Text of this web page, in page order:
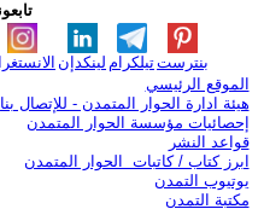
لينكدإن تيلكرامبنترست
الموقع الرئيسي
هيئة ادارة الحوار المتمدن - للإتصال بنا
إحصائيات مؤسسة الحوار المتمدن
قواعد النشر
ابرز كتاب / كاتبات الحوار المتمدن
يوتيوب التمدن
مكتبة التمدن